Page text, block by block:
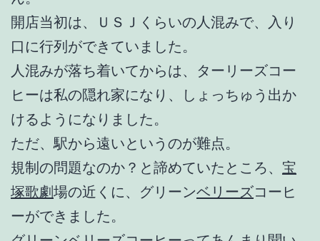
開店当初は、ＵＳＪくらいの人混みで、入り
口に行列ができていました。
人混みが落ち着いてからは、ターリーズコー
ヒーは私の隠れ家になり、しょっちゅう出か
けるようになりました。
ただ、駅から遠いというのが難点。
規制の問題なのか？と諦めていたところ、 宝
塚歌劇場の近くに、グリーンベリーズコーヒ
ーができました。